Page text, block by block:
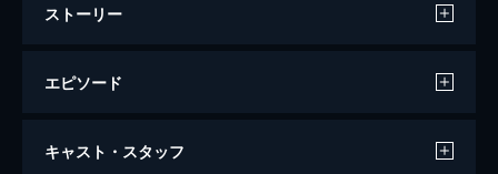
ストーリー
エピソード
悪と仮面のルール
キャスト・スタッフ